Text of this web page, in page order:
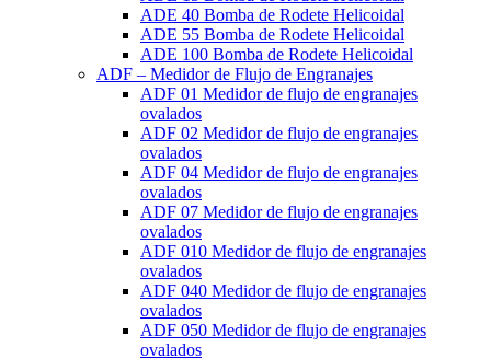
ADE 40 Bomba de Rodete Helicoidal
ADE 55 Bomba de Rodete Helicoidal
ADE 100 Bomba de Rodete Helicoidal
ADF – Medidor de Flujo de Engranajes
ADF 01 Medidor de flujo de engranajes
ovalados
ADF 02 Medidor de flujo de engranajes
ovalados
ADF 04 Medidor de flujo de engranajes
ovalados
ADF 07 Medidor de flujo de engranajes
ovalados
ADF 010 Medidor de flujo de engranajes
ovalados
ADF 040 Medidor de flujo de engranajes
ovalados
ADF 050 Medidor de flujo de engranajes
ovalados